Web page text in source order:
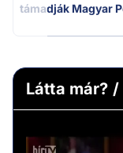
támadják Magyar
Látta már?